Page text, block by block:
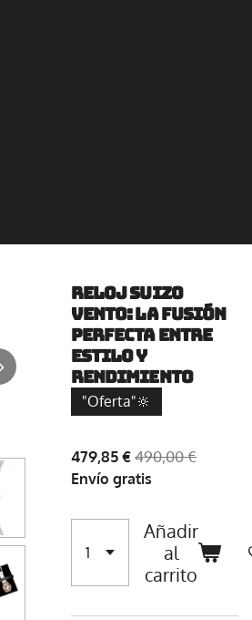
Reloj Suizo
Vento: La fusión
perfecta entre
estilo y
rendimiento
"Oferta"🔆
479,85 €490,00 €
Envío gratis
Añadir
al
carrito